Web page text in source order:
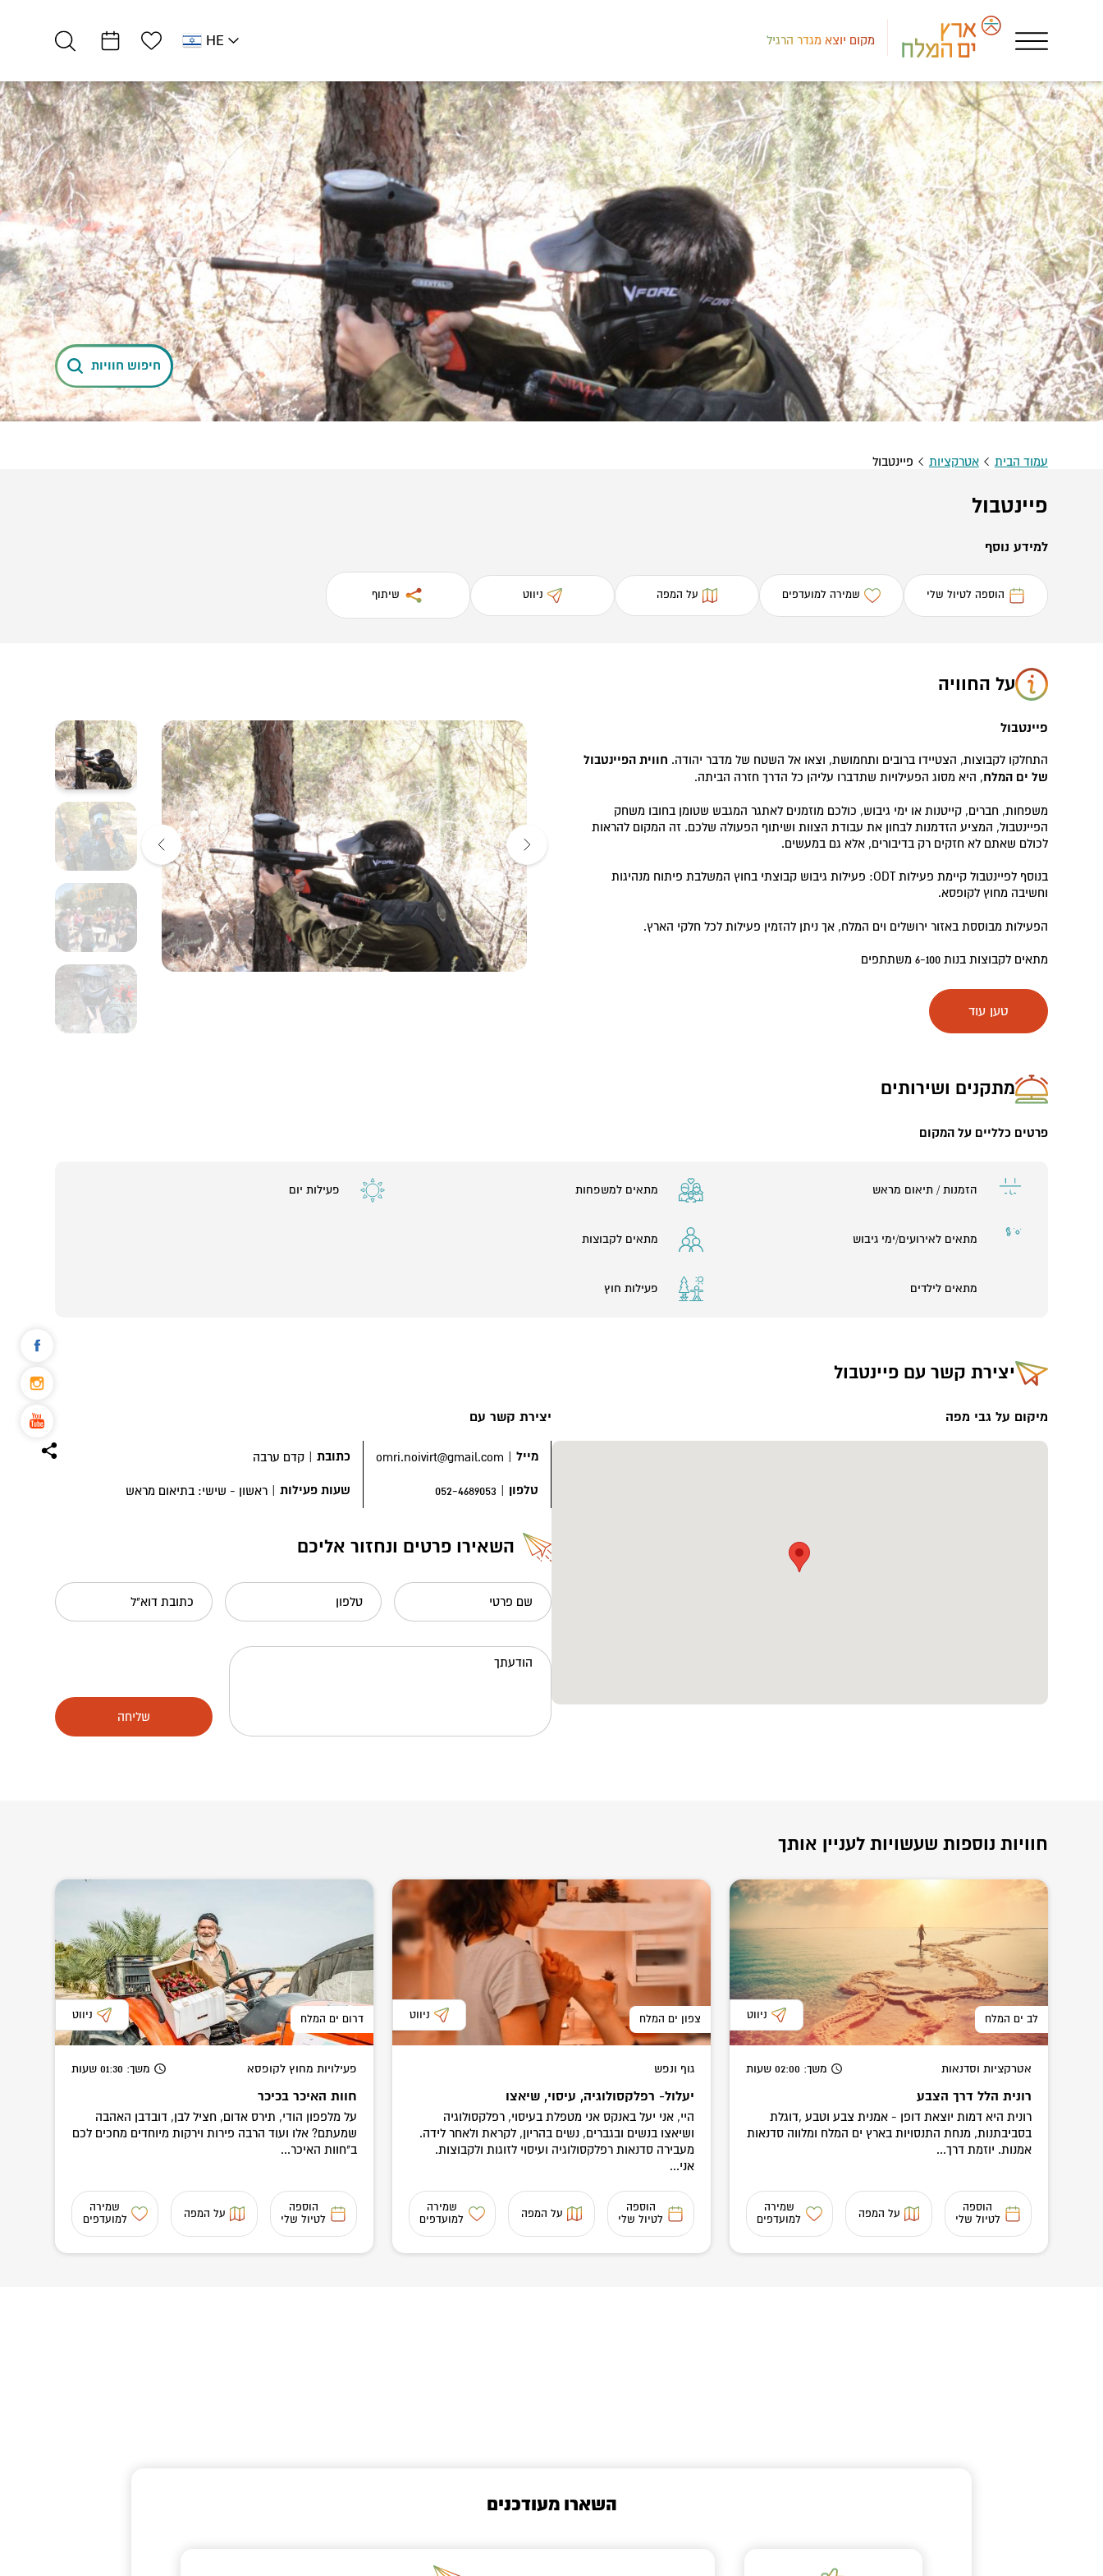
מקום יוצא מגדר הרגיל
HE
EN
רשימת מועדפים
חיפוש חוויות
עמוד הבית אטרקציות פיינטבול
פיינטבול
למידע נוסף
הוספה לטיול שלי שמירה למועדפים על המפה ניווט שיתוף
על החוויה
פיינטבול
התחלקו לקבוצות, הצטיידו ברובים ותחמושת, וצאו אל השטח של מדבר יהודה. חווית הפיינטבול
של ים המלח, היא מסוג הפעילויות שתדברו עליהן כל הדרך חזרה הביתה.
משפחות, חברים, קייטנות או ימי גיבוש, כולכם מוזמנים לאתגר המגבש שטומן בחובו משחק
הפיינטבול, המציע הזדמנות לבחון את עבודת הצוות ושיתוף הפעולה שלכם. זה המקום להראות
לכולם שאתם לא חזקים רק בדיבורים, אלא גם במעשים.
בנוסף לפיינטבול קיימת פעילות ODT: פעילות גיבוש קבוצתי בחוץ המשלבת פיתוח מנהיגות
וחשיבה מחוץ לקופסא.
הפעילות מבוססת באזור ירושלים וים המלח, אך ניתן להזמין פעילות לכל חלקי הארץ.
מתאים לקבוצות בנות 6-100 משתתפים
טען עוד
מתקנים ושירותים
פרטים כלליים על המקום
הזמנות / תיאום מראש
מתאים לאירועים/ימי גיבוש
מתאים לילדים
מתאים למשפחות
מתאים לקבוצות
פעילות חוץ
פעילות יום
יצירת קשר עם פיינטבול
מיקום על גבי מפה יצירת קשר עם
מייל |
omri.noivirt@gmail.com כתובת | קדם ערבה
טלפון |
052-4689053 שעות פעילות | ראשון - שישי: בתיאום מראש
השאירו פרטים ונחזור אליכם
שם פרטי טלפון כתובת דוא"ל
הודעתך
שליחה
חוויות נוספות שעשויות לעניין אותך
לב ים המלח ניווט
אטרקציות וסדנאות משך: 02:00 שעות
רונית הלל דרך הצבע
רונית היא דמות יוצאת דופן - אמנית צבע וטבע ,דוגלת
בסביבתנות, מנחת התנסויות בארץ ים המלח ומלווה סדנאות
אמנות. יוזמת דרך...
הוספה
לטיול שלי
על המפה
שמירה
למועדפים
צפון ים המלח ניווט
גוף ונפש
יעלול- רפלקסולוגיה, עיסוי, שיאצו
היי, אני יעל באנקס אני מטפלת בעיסוי, רפלקסולוגיה
ושיאצו בנשים ובגברים, נשים בהריון, לקראת ולאחר לידה.
מעבירה סדנאות רפלקסולוגיה ועיסוי לזוגות ולקבוצות.
אני...
הוספה
לטיול שלי
על המפה
שמירה
למועדפים
דרום ים המלח ניווט
פעילויות מחוץ לקופסא משך: 01:30 שעות
חוות האיכר בכיכר
על מלפפון הודי, תירס אדום, חציל לבן, דובדבן האהבה
שמעתם? אלו ועוד הרבה פירות וירקות מיוחדים מחכים לכם
ב"חוות האיכר...
הוספה
לטיול שלי
על המפה
שמירה
למועדפים
השארו מעודכנים
רמת מדבר
מקומיים
כפר הנוקדים